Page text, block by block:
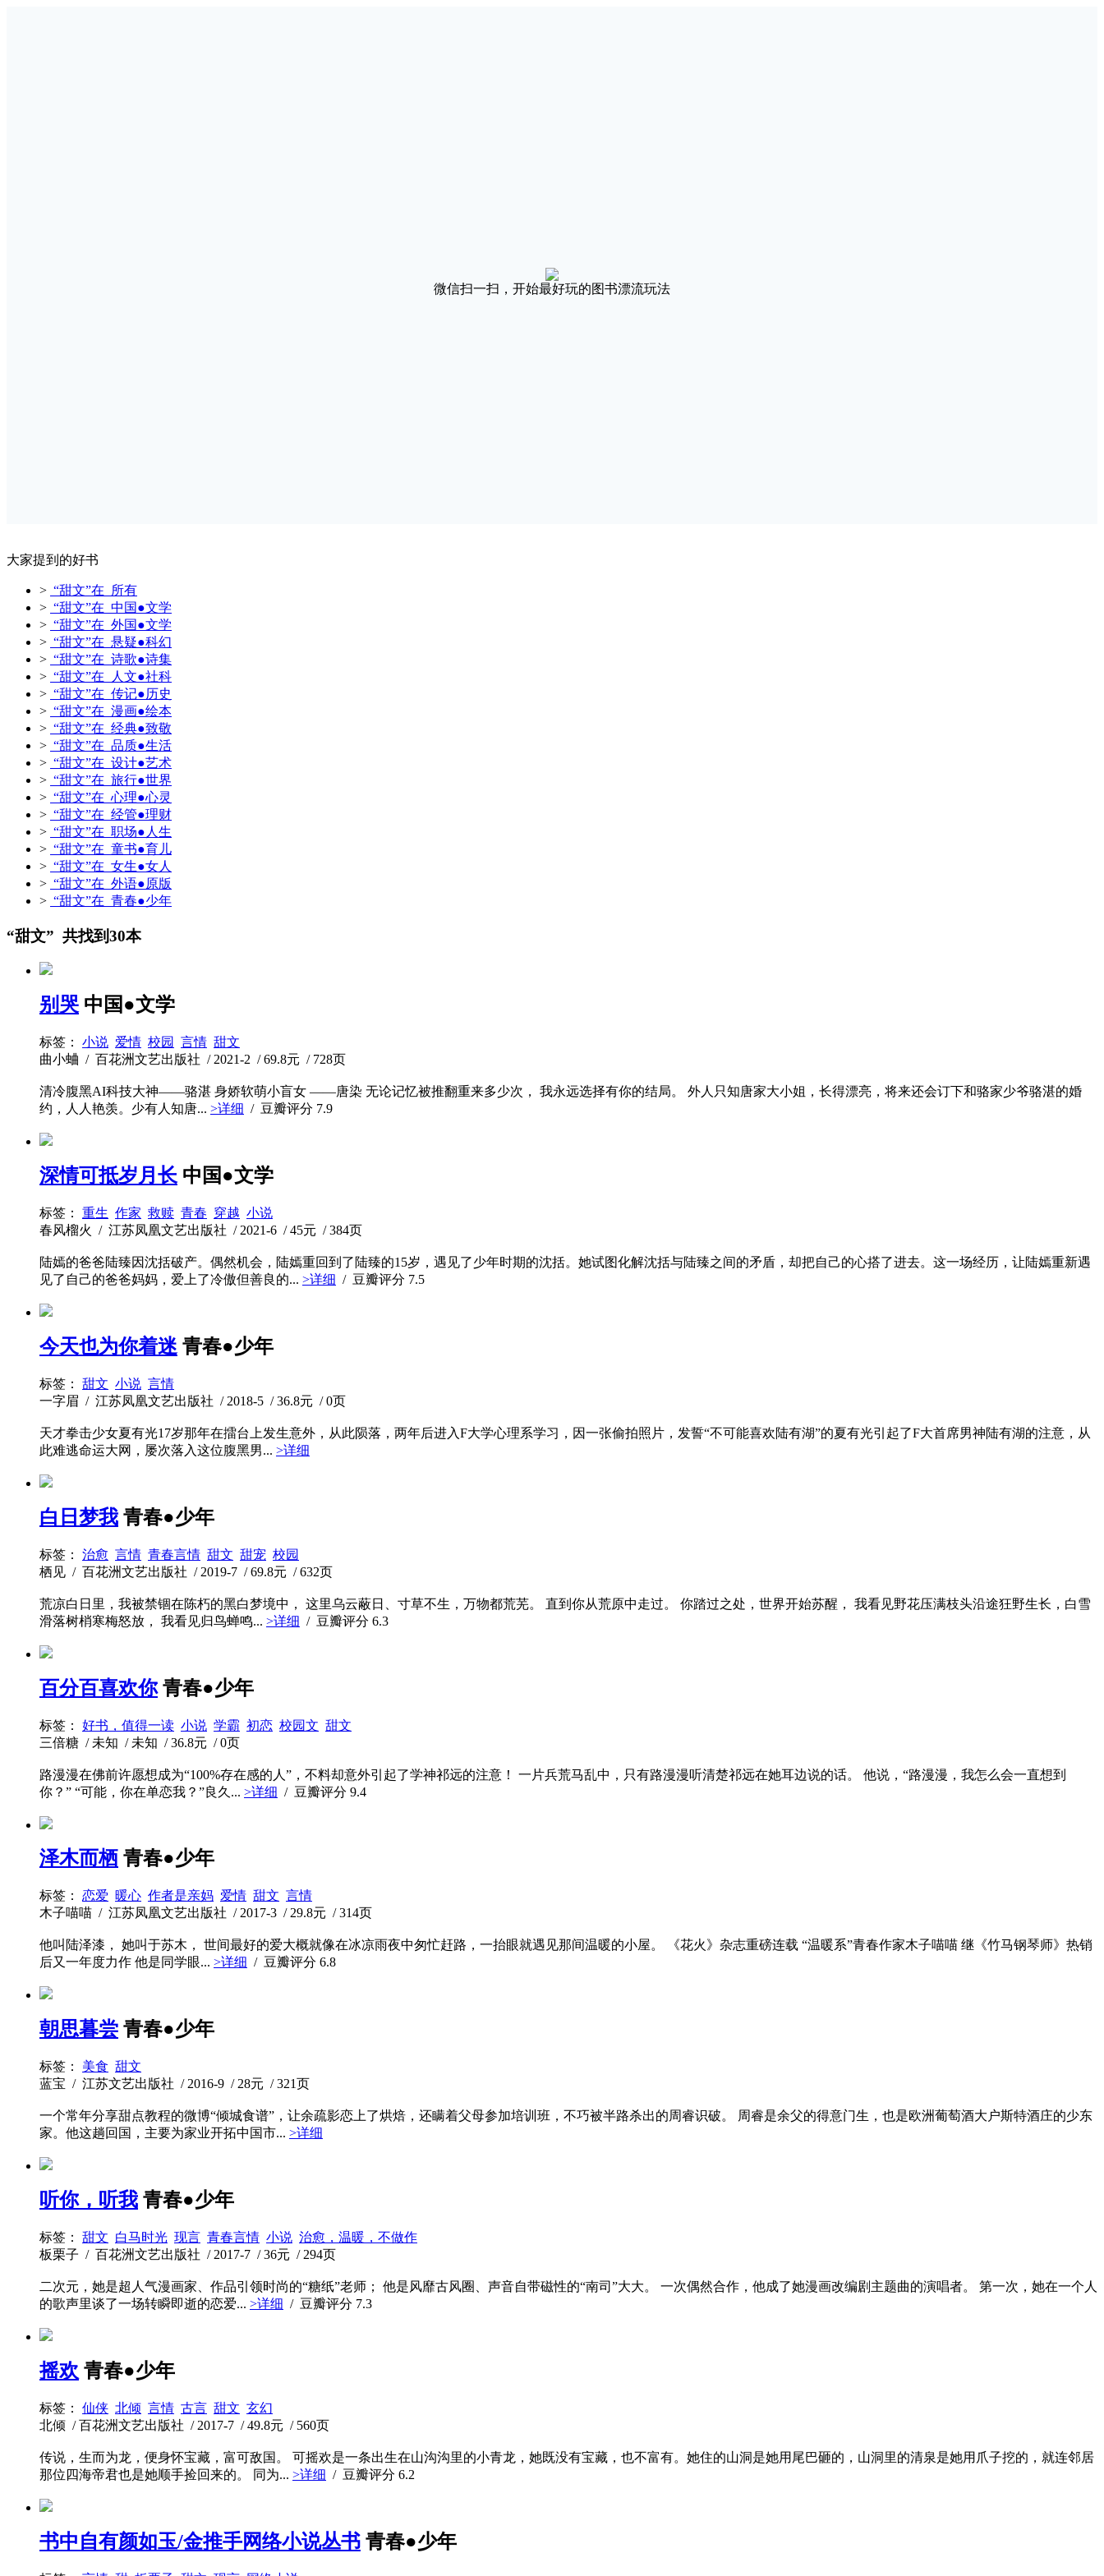
微信扫一扫，开始最好玩的图书漂流玩法
大家提到的好书
> “甜文”在 所有
> “甜文”在 中国●文学
> “甜文”在 外国●文学
> “甜文”在 悬疑●科幻
> “甜文”在 诗歌●诗集
> “甜文”在 人文●社科
> “甜文”在 传记●历史
> “甜文”在 漫画●绘本
> “甜文”在 经典●致敬
> “甜文”在 品质●生活
> “甜文”在 设计●艺术
> “甜文”在 旅行●世界
> “甜文”在 心理●心灵
> “甜文”在 经管●理财
> “甜文”在 职场●人生
> “甜文”在 童书●育儿
> “甜文”在 女生●女人
> “甜文”在 外语●原版
> “甜文”在 青春●少年
“甜文” 共找到30本
别哭 中国●文学
标签： 小说 爱情 校园 言情 甜文
曲小蛐 / 百花洲文艺出版社 / 2021-2 / 69.8元 / 728页
清冷腹黑AI科技大神——骆湛 身娇软萌小盲女 ——唐染 无论记忆被推翻重来多少次， 我永远选择有你的结局。 外人只知唐家大小姐，长得漂亮，将来还会订下和骆家少爷骆湛的婚
约，人人艳羡。少有人知唐... >详细 / 豆瓣评分 7.9
深情可抵岁月长 中国●文学
标签： 重生 作家 救赎 青春 穿越 小说
春风榴火 / 江苏凤凰文艺出版社 / 2021-6 / 45元 / 384页
陆嫣的爸爸陆臻因沈括破产。偶然机会，陆嫣重回到了陆臻的15岁，遇见了少年时期的沈括。她试图化解沈括与陆臻之间的矛盾，却把自己的心搭了进去。这一场经历，让陆嫣重新遇
见了自己的爸爸妈妈，爱上了冷傲但善良的... >详细 / 豆瓣评分 7.5
今天也为你着迷 青春●少年
标签： 甜文 小说 言情
一字眉 / 江苏凤凰文艺出版社 / 2018-5 / 36.8元 / 0页
天才拳击少女夏有光17岁那年在擂台上发生意外，从此陨落，两年后进入F大学心理系学习，因一张偷拍照片，发誓“不可能喜欢陆有湖”的夏有光引起了F大首席男神陆有湖的注意，从
此难逃命运大网，屡次落入这位腹黑男... >详细
白日梦我 青春●少年
标签： 治愈 言情 青春言情 甜文 甜宠 校园
栖见 / 百花洲文艺出版社 / 2019-7 / 69.8元 / 632页
荒凉白日里，我被禁锢在陈朽的黑白梦境中， 这里乌云蔽日、寸草不生，万物都荒芜。 直到你从荒原中走过。 你踏过之处，世界开始苏醒， 我看见野花压满枝头沿途狂野生长，白雪
滑落树梢寒梅怒放， 我看见归鸟蝉鸣... >详细 / 豆瓣评分 6.3
百分百喜欢你 青春●少年
标签： 好书，值得一读 小说 学霸 初恋 校园文 甜文
三倍糖 / 未知 / 未知 / 36.8元 / 0页
路漫漫在佛前许愿想成为“100%存在感的人”，不料却意外引起了学神祁远的注意！ 一片兵荒马乱中，只有路漫漫听清楚祁远在她耳边说的话。 他说，“路漫漫，我怎么会一直想到
你？” “可能，你在单恋我？”良久... >详细 / 豆瓣评分 9.4
泽木而栖 青春●少年
标签： 恋爱 暖心 作者是亲妈 爱情 甜文 言情
木子喵喵 / 江苏凤凰文艺出版社 / 2017-3 / 29.8元 / 314页
他叫陆泽漆， 她叫于苏木， 世间最好的爱大概就像在冰凉雨夜中匆忙赶路，一抬眼就遇见那间温暖的小屋。 《花火》杂志重磅连载 “温暖系”青春作家木子喵喵 继《竹马钢琴师》热销
后又一年度力作 他是同学眼... >详细 / 豆瓣评分 6.8
朝思暮尝 青春●少年
标签： 美食 甜文
蓝宝 / 江苏文艺出版社 / 2016-9 / 28元 / 321页
一个常年分享甜点教程的微博“倾城食谱”，让余疏影恋上了烘焙，还瞒着父母参加培训班，不巧被半路杀出的周睿识破。 周睿是余父的得意门生，也是欧洲葡萄酒大户斯特酒庄的少东
家。他这趟回国，主要为家业开拓中国市... >详细
听你，听我 青春●少年
标签： 甜文 白马时光 现言 青春言情 小说 治愈，温暖，不做作
板栗子 / 百花洲文艺出版社 / 2017-7 / 36元 / 294页
二次元，她是超人气漫画家、作品引领时尚的“糖纸”老师； 他是风靡古风圈、声音自带磁性的“南司”大大。 一次偶然合作，他成了她漫画改编剧主题曲的演唱者。 第一次，她在一个人
的歌声里谈了一场转瞬即逝的恋爱... >详细 / 豆瓣评分 7.3
摇欢 青春●少年
标签： 仙侠 北倾 言情 古言 甜文 玄幻
北倾 / 百花洲文艺出版社 / 2017-7 / 49.8元 / 560页
传说，生而为龙，便身怀宝藏，富可敌国。 可摇欢是一条出生在山沟沟里的小青龙，她既没有宝藏，也不富有。她住的山洞是她用尾巴砸的，山洞里的清泉是她用爪子挖的，就连邻居
那位四海帝君也是她顺手捡回来的。 同为... >详细 / 豆瓣评分 6.2
书中自有颜如玉/金推手网络小说丛书 青春●少年